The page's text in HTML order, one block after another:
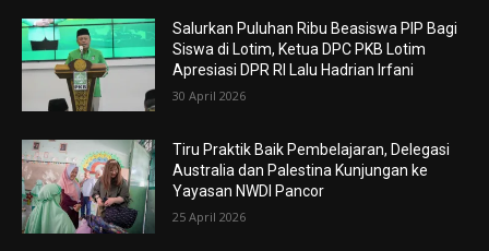
Salurkan Puluhan Ribu Beasiswa PIP Bagi
Siswa di Lotim, Ketua DPC PKB Lotim
Apresiasi DPR RI Lalu Hadrian Irfani
30 April 2026
Tiru Praktik Baik Pembelajaran, Delegasi
Australia dan Palestina Kunjungan ke
Yayasan NWDI Pancor
25 April 2026